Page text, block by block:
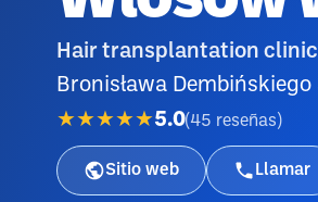
Hair transplantation clinic
Bronisława
★★★★★5.0(45 reseñas )
Sitio web Llamar